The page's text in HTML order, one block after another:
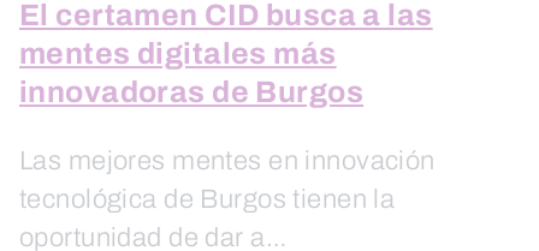
El certamen CID busca a las
mentes digitales más
innovadoras de Burgos
Las mejores mentes en innovación
tecnológica de Burgos tienen la
oportunidad de dar a…